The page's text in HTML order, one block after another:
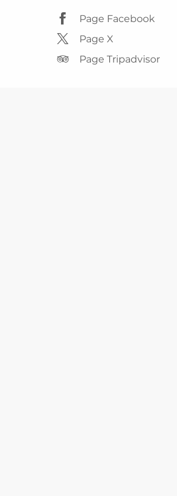
Page Facebook
Page X
Page Tripadvisor